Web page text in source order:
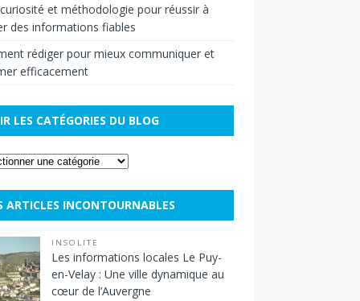
et méthodologie pour réussir à
des informations fiables
rédiger pour mieux communiquer et
efficacement
LES CATÉGORIES DU BLOG
ARTICLES INCONTOURNABLES
INSOLITE
Les informations locales Le Puy-
en-Velay : Une ville dynamique au
cœur de l’Auvergne